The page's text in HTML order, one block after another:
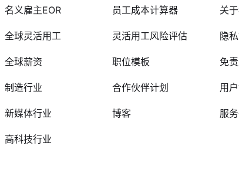
名义雇主EOR
全球灵活用工
全球薪资
制造行业
新媒体行业
高科技行业
员工成本计算器
灵活用工风险评估
职位模板
合作伙伴计划
博客
关
隐
免
用
服